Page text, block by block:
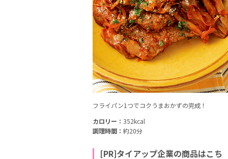
フライパン1つでコクうまおかずの完成！
カロリー： 352kcal
調理時間： 約20分
[PR]タイアップ企業の商品はこち